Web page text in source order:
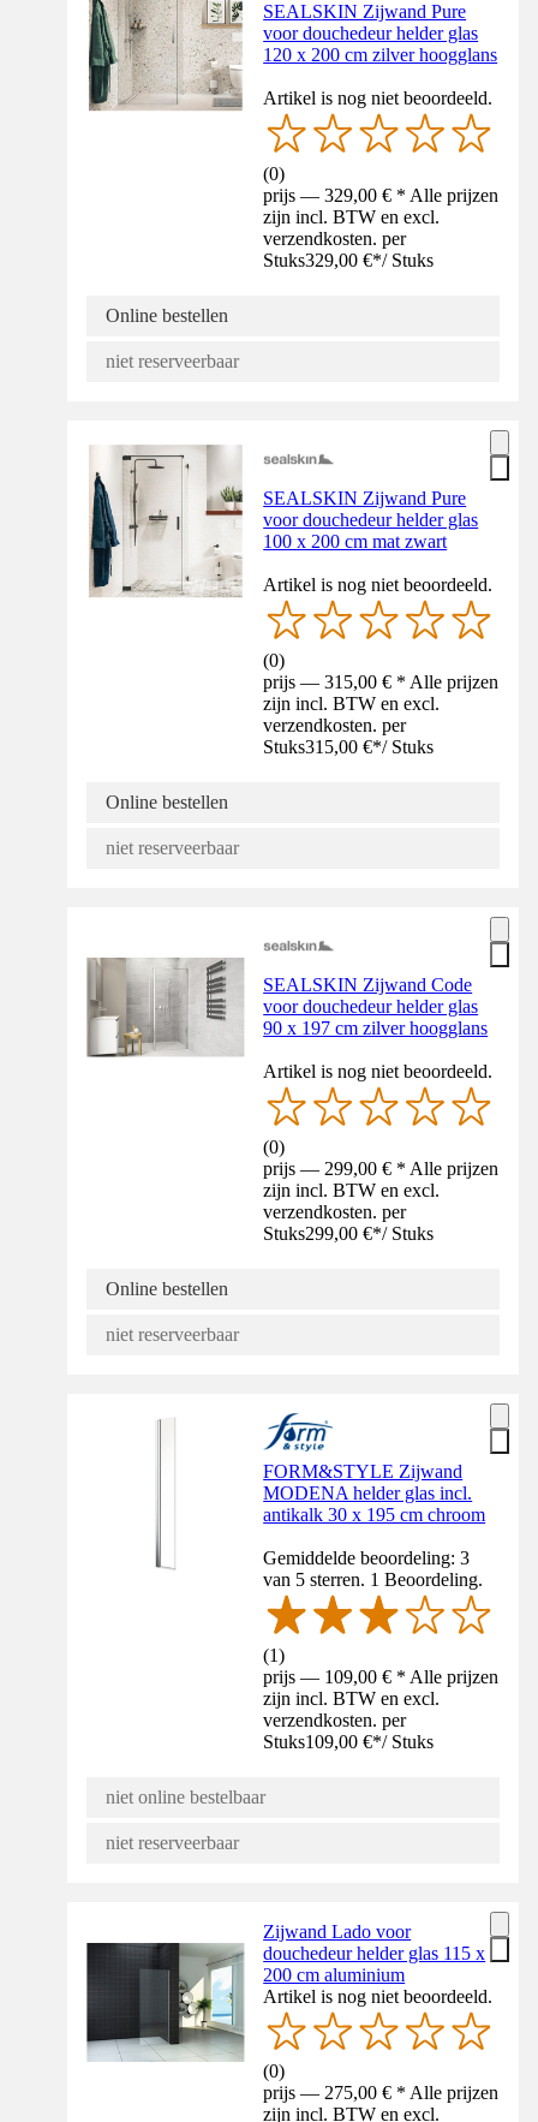
SEALSKIN Zijwand Pure
voor douchedeur helder glas
120 x 200 cm zilver hoogglans
Artikel is nog niet beoordeeld.
(0)
prijs — 329,00 € * Alle prijzen
zijn incl. BTW en excl.
verzendkosten. per
Stuks329,00 €*/ Stuks
Online bestellen
niet reserveerbaar
SEALSKIN Zijwand Pure
voor douchedeur helder glas
100 x 200 cm mat zwart
Artikel is nog niet beoordeeld.
(0)
prijs — 315,00 € * Alle prijzen
zijn incl. BTW en excl.
verzendkosten. per
Stuks315,00 €*/ Stuks
Online bestellen
niet reserveerbaar
SEALSKIN Zijwand Code
voor douchedeur helder glas
90 x 197 cm zilver hoogglans
Artikel is nog niet beoordeeld.
(0)
prijs — 299,00 € * Alle prijzen
zijn incl. BTW en excl.
verzendkosten. per
Stuks299,00 €*/ Stuks
Online bestellen
niet reserveerbaar
FORM&STYLE Zijwand
MODENA helder glas incl.
antikalk 30 x 195 cm chroom
Gemiddelde beoordeling: 3
van 5 sterren. 1 Beoordeling.
(1)
prijs — 109,00 € * Alle prijzen
zijn incl. BTW en excl.
verzendkosten. per
Stuks109,00 €*/ Stuks
niet online bestelbaar
niet reserveerbaar
Zijwand Lado voor
douchedeur helder glas 115 x
200 cm aluminium
Artikel is nog niet beoordeeld.
(0)
prijs — 275,00 € * Alle prijzen
zijn incl. BTW en excl.